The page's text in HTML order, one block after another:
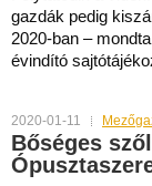
gazdák pedig
2020-ban –
évindító
2020-01-11
Bőséges